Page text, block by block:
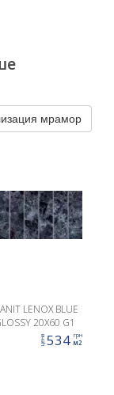
мрамор
LENOX BLUE
20X60 G1
цена 534 грн
м2